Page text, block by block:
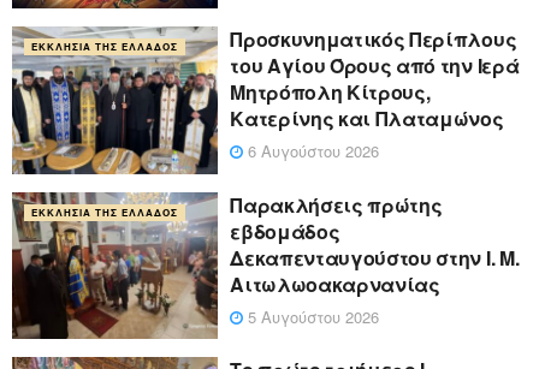
ΕΚΚΛΗΣΊΑ ΤΗΣ ΕΛΛΆΔΟΣ
Προσκυνηματικός Περίπλους
του Αγίου Όρους από την Ιερά
Μητρόπολη Κίτρους,
Κατερίνης και Πλαταμώνος
6 Αυγούστου 2026
ΕΚΚΛΗΣΊΑ ΤΗΣ ΕΛΛΆΔΟΣ
Παρακλήσεις πρώτης
εβδομάδος
Δεκαπενταυγούστου στην Ι. Μ.
Αιτωλωοακαρνανίας
5 Αυγούστου 2026